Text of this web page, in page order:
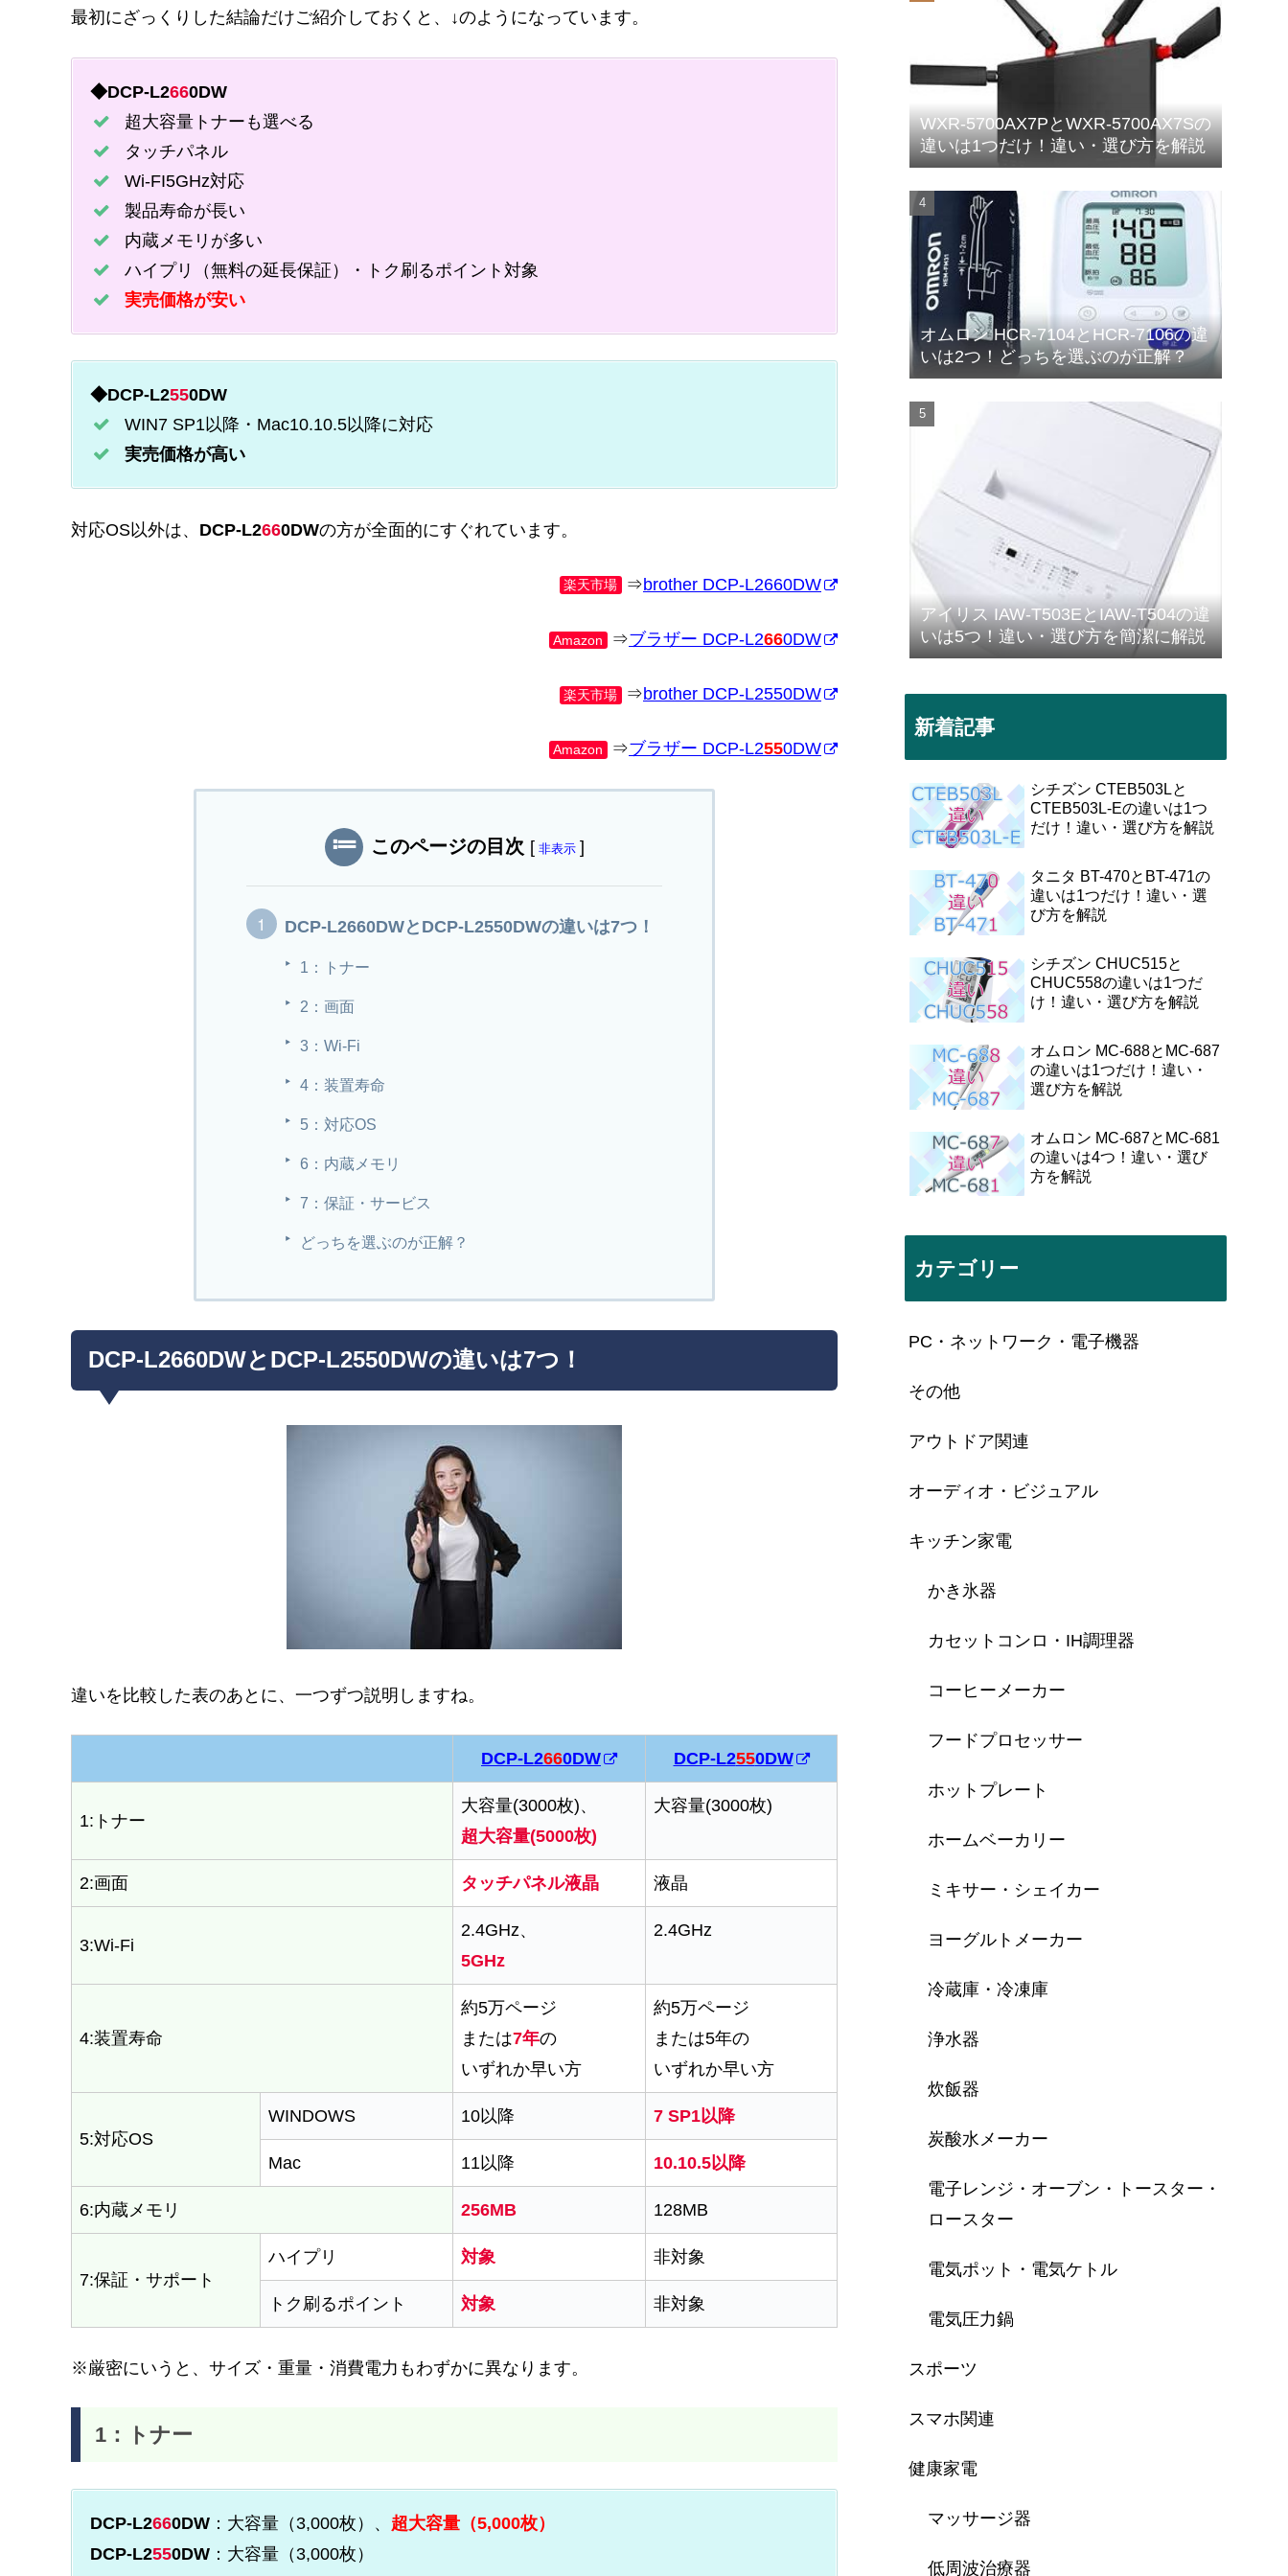
最初にざっくりした結論だけご紹介しておくと、↓のようになっています。
◆DCP-L2660DW
超大容量トナーも選べる
タッチパネル
Wi-FI5GHz対応
製品寿命が長い
内蔵メモリが多い
ハイプリ（無料の延長保証）・トク刷るポイント対象
実売価格が安い
◆DCP-L2550DW
WIN7 SP1以降・Mac10.10.5以降に対応
実売価格が高い
対応OS以外は、 DCP-L2660DWの方が全面的にすぐれています。
楽天市場 ⇒brother DCP-L2660DW
Amazon ⇒ブラザー DCP-L2660DW
楽天市場 ⇒brother DCP-L2550DW
Amazon ⇒ブラザー DCP-L2550DW
このページの目次 [ 非表示 ]
DCP-L2660DWとDCP-L2550DWの違いは7つ！
1：トナー
2：画面
3：Wi-Fi
4：装置寿命
5：対応OS
6：内蔵メモリ
7：保証・サービス
どっちを選ぶのが正解？
DCP-L2660DWとDCP-L2550DWの違いは7つ！
違いを比較した表のあとに、一つずつ説明しますね。
DCP-L2660DW DCP-L2550DW
1:トナー
大容量(3000枚)、
超大容量(5000枚)
大容量(3000枚)
2:画面 タッチパネル液晶 液晶
3:Wi-Fi
2.4GHz、
5GHz
2.4GHz
4:装置寿命
約5万ページ
または7年の
いずれか早い方
約5万ページ
または5年の
いずれか早い方
5:対応OS
WINDOWS 10以降 7 SP1以降
Mac 11以降 10.10.5以降
6:内蔵メモリ 256MB 128MB
7:保証・サポート
ハイプリ 対象 非対象
トク刷るポイント 対象 非対象
※厳密にいうと、サイズ・重量・消費電力もわずかに異なります。
1：トナー
DCP-L2660DW ：大容量（3,000枚）、 超大容量（5,000枚）
DCP-L2550DW ：大容量（3,000枚）
WXR-5700AX7PとWXR-5700AX7Sの
違いは1つだけ！違い・選び方を解説
オムロン HCR-7104とHCR-7106の違
いは2つ！どっちを選ぶのが正解？
アイリス IAW-T503EとIAW-T504の違
いは5つ！違い・選び方を簡潔に解説
新着記事
シチズン CTEB503Lと
CTEB503L-Eの違いは1つ
だけ！違い・選び方を解説
タニタ BT-470とBT-471の
違いは1つだけ！違い・選
び方を解説
シチズン CHUC515と
CHUC558の違いは1つだ
け！違い・選び方を解説
オムロン MC-688とMC-687
の違いは1つだけ！違い・
選び方を解説
オムロン MC-687とMC-681
の違いは4つ！違い・選び
方を解説
カテゴリー
PC・ネットワーク・電子機器
その他
アウトドア関連
オーディオ・ビジュアル
キッチン家電
かき氷器
カセットコンロ・IH調理器
コーヒーメーカー
フードプロセッサー
ホットプレート
ホームベーカリー
ミキサー・シェイカー
ヨーグルトメーカー
冷蔵庫・冷凍庫
浄水器
炊飯器
炭酸水メーカー
電子レンジ・オーブン・トースター・
ロースター
電気ポット・電気ケトル
電気圧力鍋
スポーツ
スマホ関連
健康家電
マッサージ器
低周波治療器